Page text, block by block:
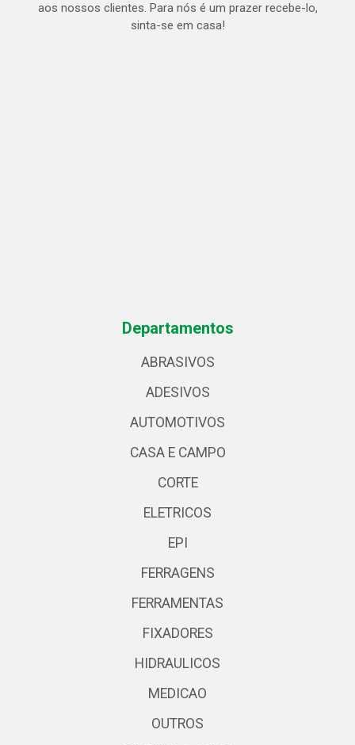
aos nossos clientes. Para nós é um prazer recebe-lo,
sinta-se em casa!
Departamentos
ABRASIVOS
ADESIVOS
AUTOMOTIVOS
CASA E CAMPO
CORTE
ELETRICOS
EPI
FERRAGENS
FERRAMENTAS
FIXADORES
HIDRAULICOS
MEDICAO
OUTROS